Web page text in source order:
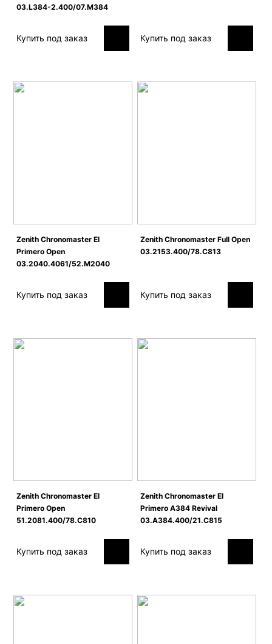
03.L384-2.400/07.M384
Купить под заказ Купить под заказ
Zenith Сhronomaster El
Primero Open
03.2040.4061/52.M2040
Купить под заказ
Zenith Сhronomaster Full Open
03.2153.400/78.C813
Купить под заказ
Zenith Сhronomaster El
Primero Open
51.2081.400/78.C810
Купить под заказ
Zenith Сhronomaster El
Primero A384 Revival
03.A384.400/21.C815
Купить под заказ